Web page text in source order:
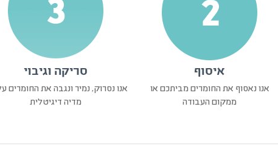
איסוף
אנו נאסוף את החומרים מביתכם או
ממקום העבודה
סריקה וגיבוי
אנו נסרוק, נמיר ונגבה את החומרים
מדיה דיגיטלית